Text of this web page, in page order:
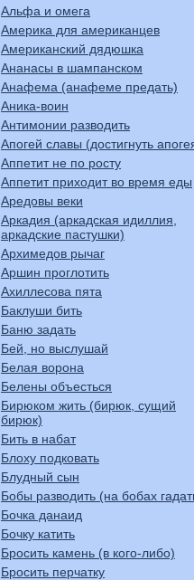
Альфа и омега
Америка для американцев
Американский дядюшка
Ананасы в шампанском
Анафема (анафеме предать)
Аника-воин
Антимонии разводить
Апогей славы (достигнуть
Аппетит не по росту
Аппетит приходит во время еды
Аредовы веки
Аркадия (аркадская идиллия,
аркадские пастушки)
Архимедов рычаг
Аршин проглотить
Ахиллесова пята
Баклуши бить
Баню задать
Бей, но выслушай
Белая ворона
Белены объесться
Бирюком жить (бирюк, сущий
бирюк)
Бить в набат
Блоху подковать
Блудный сын
Бобы разводить (на бобах
Бочка данаид
Бочку катить
Бросить камень (в кого-либо)
Бросить перчатку